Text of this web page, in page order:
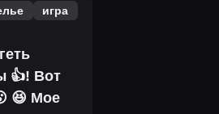
игра
👍! Вот
😆 Мое